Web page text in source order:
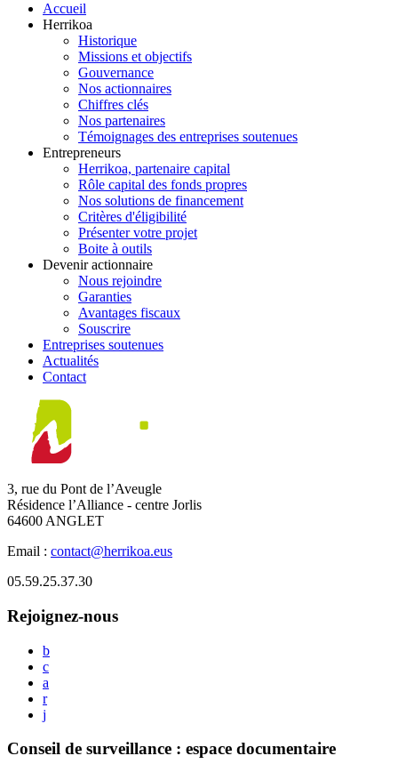
Accueil
Herrikoa
Historique
Missions et objectifs
Gouvernance
Nos actionnaires
Chiffres clés
Nos partenaires
Témoignages des entreprises soutenues
Entrepreneurs
Herrikoa, partenaire capital
Rôle capital des fonds propres
Nos solutions de financement
Critères d'éligibilité
Présenter votre projet
Boite à outils
Devenir actionnaire
Nous rejoindre
Garanties
Avantages fiscaux
Souscrire
Entreprises soutenues
Actualités
Contact
3, rue du Pont de l’Aveugle
Résidence l’Alliance - centre Jorlis
64600 ANGLET
Email : contact@herrikoa.eus
05.59.25.37.30
Rejoignez-nous
b
c
a
r
j
Conseil de surveillance : espace documentaire